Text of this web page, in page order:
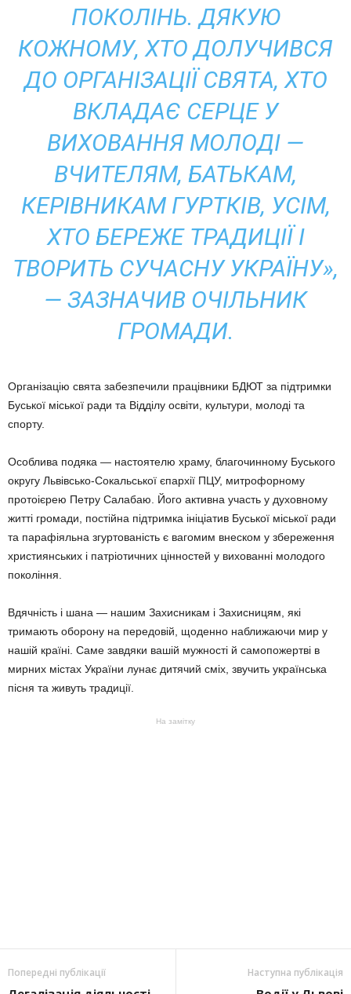
ПОКОЛІНЬ. ДЯКУЮ
КОЖНОМУ, ХТО ДОЛУЧИВСЯ
ДО ОРГАНІЗАЦІЇ СВЯТА, ХТО
ВКЛАДАЄ СЕРЦЕ У
ВИХОВАННЯ МОЛОДІ —
ВЧИТЕЛЯМ, БАТЬКАМ,
КЕРІВНИКАМ ГУРТКІВ, УСІМ,
ХТО БЕРЕЖЕ ТРАДИЦІЇ І
ТВОРИТЬ СУЧАСНУ УКРАЇНУ»,
— ЗАЗНАЧИВ ОЧІЛЬНИК
ГРОМАДИ.
Організацію свята забезпечили працівники БДЮТ за підтримки
Буської міської ради та Відділу освіти, культури, молоді та
спорту.
Особлива подяка — настоятелю храму, благочинному Буського
округу Львівсько-Сокальської єпархії ПЦУ, митрофорному
протоієрею Петру Салабаю. Його активна участь у духовному
житті громади, постійна підтримка ініціатив Буської міської ради
та парафіяльна згуртованість є вагомим внеском у збереження
християнських і патріотичних цінностей у вихованні молодого
покоління.
Вдячність і шана — нашим Захисникам і Захисницям, які
тримають оборону на передовій, щоденно наближаючи мир у
нашій країні. Саме завдяки вашій мужності й самопожертві в
мирних містах України лунає дитячий сміх, звучить українська
пісня та живуть традиції.
На замітку
Попередні публікації Наступна публікація